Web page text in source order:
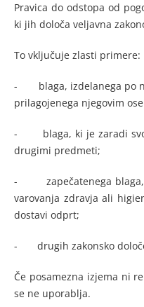
Pravica do odstopa od
ki jih določa veljavna
To vključuje zlasti primere:
- blaga, izdelanega po
prilagojenega njegovim
- blaga, ki je zaradi
drugimi predmeti;
- zapečatenega blaga,
varovanja zdravja ali
dostavi odprt;
- drugih zakonsko
Če posamezna izjema ni
se ne uporablja.